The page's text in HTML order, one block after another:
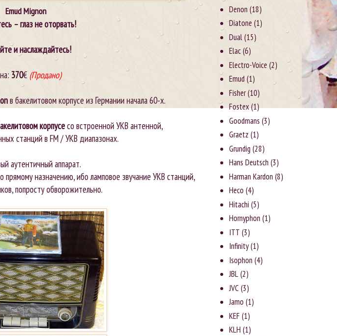
Emud Mignon
– глаз не оторвать!
и наслаждайтесь!
370€ (Продано)
в бакелитовом корпусе из Германии начала 60-х.
корпусесо встроенной УКВ антенной,
станций в FM / УКВ диапазонах.
аутентичный аппарат.
назначению, ибо ламповое звучание УКВ станций,
попросту обворожительно.
Denon (18)
Diatone (1)
Dual(15)
Elac(6)
Electro-Voice (2)
Emud(1)
Fisher(10)
Fostex(1)
Goodmans (3)
Graetz (1)
Grundig (28)
Hans Deutsch (3)
Harman Kardon (8)
Heco (4)
Hitachi (5)
Hornyphon (1)
ITT (3)
Infinity(1)
Isophon (4)
JBL(2)
JVC(3)
Jаmо (1)
KEF (1)
KLH (1)